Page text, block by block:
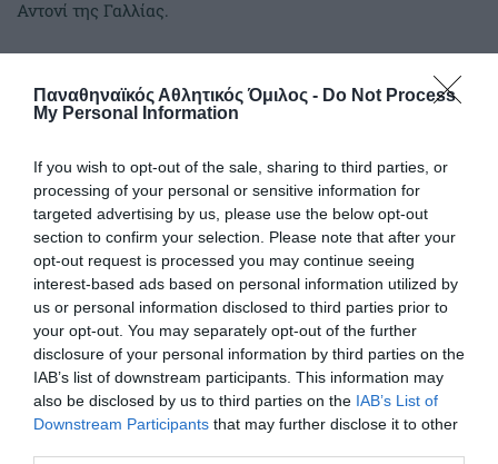
Παναθηναϊκός Αθλητικός Όμιλος - Do Not Process
My Personal Information
If you wish to opt-out of the sale, sharing to third parties, or
processing of your personal or sensitive information for
targeted advertising by us, please use the below opt-out
section to confirm your selection. Please note that after your
opt-out request is processed you may continue seeing
interest-based ads based on personal information utilized by
us or personal information disclosed to third parties prior to
your opt-out. You may separately opt-out of the further
disclosure of your personal information by third parties on the
IAB’s list of downstream participants. This information may
also be disclosed by us to third parties on the IAB’s List of
Downstream Participants that may further disclose it to other
Αντονί της Γαλλίας.
Πρωταθλήτρια η Καλλιόπη
Ιωαννίδου στο πρωτάθλημα